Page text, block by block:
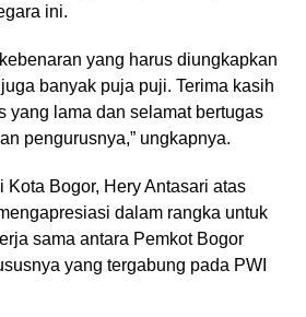
ini.
yang harus diungkapkan
banyak puja puji. Terima kasih
yang lama dan selamat bertugas
pengurusnya,” ungkapnya.
Kota Bogor, Hery Antasari atas
dalam rangka untuk
sama antara Pemkot Bogor
yang tergabung pada PWI